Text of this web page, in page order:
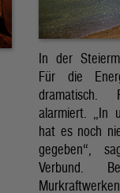
In der
Für die
alarmiert. „In
hat es noch
gegeben“,
Verbund.